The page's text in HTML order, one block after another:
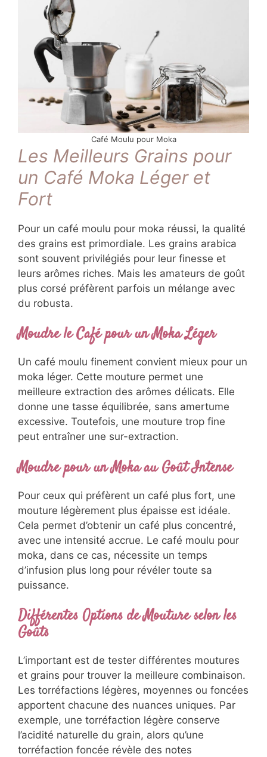
Café Moulu pour Moka
Les Meilleurs Grains pour
un Café Moka Léger et
Fort
Pour un café moulu pour moka réussi, la qualité
des grains est primordiale. Les grains arabica
sont souvent privilégiés pour leur finesse et
leurs arômes riches. Mais les amateurs de goût
plus corsé préfèrent parfois un mélange avec
du robusta.
Moudre le Café pour un Moka Léger
Un café moulu finement convient mieux pour un
moka léger. Cette mouture permet une
meilleure extraction des arômes délicats. Elle
donne une tasse équilibrée, sans amertume
excessive. Toutefois, une mouture trop fine
peut entraîner une sur-extraction.
Moudre pour un Moka au Goût Intense
Pour ceux qui préfèrent un café plus fort, une
mouture légèrement plus épaisse est idéale.
Cela permet d’obtenir un café plus concentré,
avec une intensité accrue. Le café moulu pour
moka, dans ce cas, nécessite un temps
d’infusion plus long pour révéler toute sa
puissance.
Différentes Options de Mouture selon les
Goûts
L’important est de tester différentes moutures
et grains pour trouver la meilleure combinaison.
Les torréfactions légères, moyennes ou foncées
apportent chacune des nuances uniques. Par
exemple, une torréfaction légère conserve
l’acidité naturelle du grain, alors qu’une
torréfaction foncée révèle des notes